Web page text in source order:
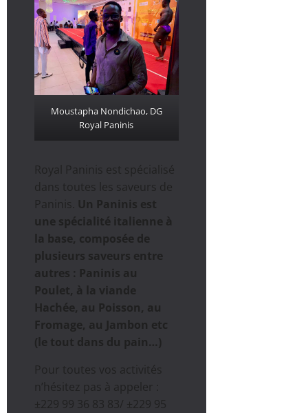
Moustapha Nondichao, DG
Royal Paninis
Royal Paninis est spécialisé
dans toutes les saveurs de
Paninis. Un Paninis est
une spécialité italienne à
la base, composée de
plusieurs saveurs entre
autres : Paninis au
Poulet, à la viande
Hachée, au Poisson, au
Fromage, au Jambon etc
(le tout dans du pain…)
Pour toutes vos activités
n’hésitez pas à appeler :
±229 99 36 83 83/ ±229 95